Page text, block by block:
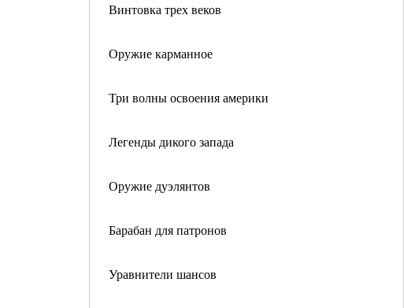
Винтовка трех веков
Оружие карманное
Три волны освоения америки
Легенды дикого запада
Оружие дуэлянтов
Барабан для патронов
Уравнители шансов